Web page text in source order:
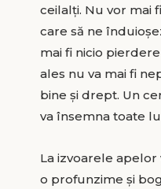
ceilalți. Nu vor mai
care să ne
mai fi nicio
ales nu va mai fi
bine și drept. Un
va însemna toate
La izvoarele
o profunzime și